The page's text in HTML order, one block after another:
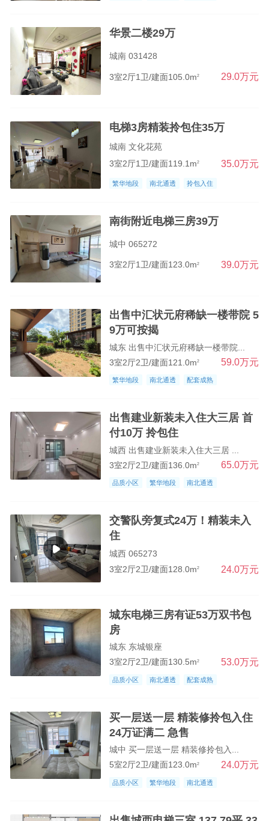
华景二楼29万
城南 031428
3室2厅1卫/建面105.0m2 29.0万元
电梯3房精装拎包住35万
城南 文化花苑
3室2厅1卫/建面119.1m2 35.0万元
繁华地段 南北通透 拎包入住
南街附近电梯三房39万
城中 065272
3室2厅1卫/建面123.0m2 39.0万元
出售中汇状元府稀缺一楼带院 5
9万可按揭
城东 出售中汇状元府稀缺一楼带院...
3室2厅2卫/建面121.0m2 59.0万元
繁华地段 南北通透 配套成熟
出售建业新装未入住大三居 首
付10万 拎包住
城西 出售建业新装未入住大三居 ...
3室2厅2卫/建面136.0m2 65.0万元
品质小区 繁华地段 南北通透
交警队旁复式24万！精装未入
住
城西 065273
3室2厅2卫/建面128.0m2 24.0万元
城东电梯三房有证53万双书包
房
城东 东城银座
3室2厅2卫/建面130.5m2 53.0万元
品质小区 南北通透 配套成熟
买一层送一层 精装修拎包入住
24万证满二 急售
城中 买一层送一层 精装修拎包入...
5室2厅2卫/建面123.0m2 24.0万元
品质小区 繁华地段 南北通透